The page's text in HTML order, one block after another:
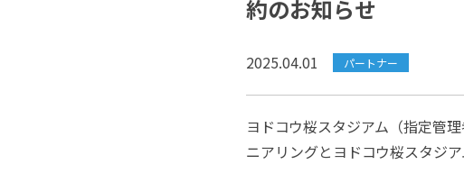
約のお知らせ
2025.04.01 パートナー
ヨドコウ桜スタジアム（指定管
ニアリングとヨドコウ桜スタジ